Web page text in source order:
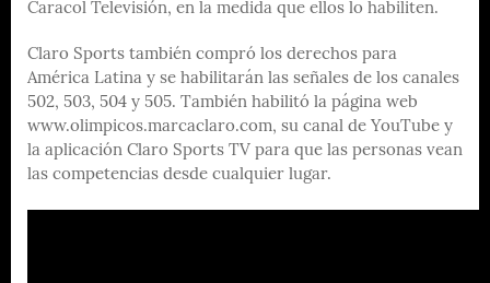
Caracol Televisión, en la medida que ellos lo habiliten.
Claro Sports también compró los derechos para
América Latina y se habilitarán las señales de los canales
502, 503, 504 y 505. También habilitó la página web
www.olimpicos.marcaclaro.com, su canal de YouTube y
la aplicación Claro Sports TV para que las personas vean
las competencias desde cualquier lugar.